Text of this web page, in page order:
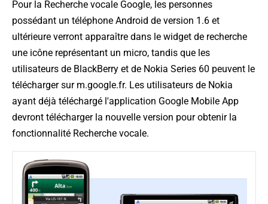
Pour la Recherche vocale Google, les personnes
possédant un téléphone Android de version 1.6 et
ultérieure verront apparaître dans le widget de recherche
une icône représentant un micro, tandis que les
utilisateurs de BlackBerry et de Nokia Series 60 peuvent le
télécharger sur m.google.fr. Les utilisateurs de Nokia
ayant déjà téléchargé l'application Google Mobile App
devront télécharger la nouvelle version pour obtenir la
fonctionnalité Recherche vocale.